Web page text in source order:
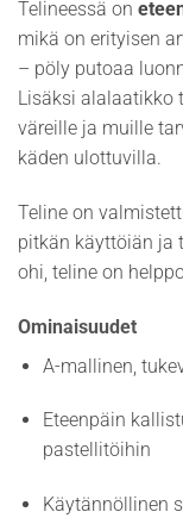
Telineessä on
mikä on erityisen
– pöly putoaa
Lisäksi alalaatikko
väreille ja muille
käden ulottuvilla.
Teline on
pitkän käyttöiän ja
ohi, teline on
Ominaisuudet
A-mallinen,
Eteenpäin
pastellitöihin
Käytännöllinen